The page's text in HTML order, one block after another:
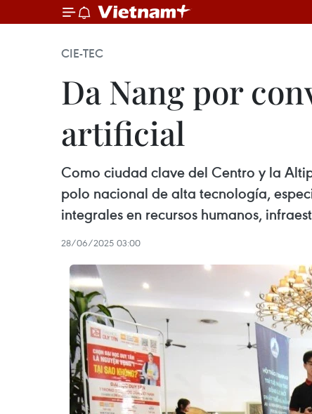
CIE-TEC
Da Nang por
artificial
Como ciudad clave del Centro y la
polo nacional de alta tecnología,
integrales en recursos humanos,
28/06/2025 03:00